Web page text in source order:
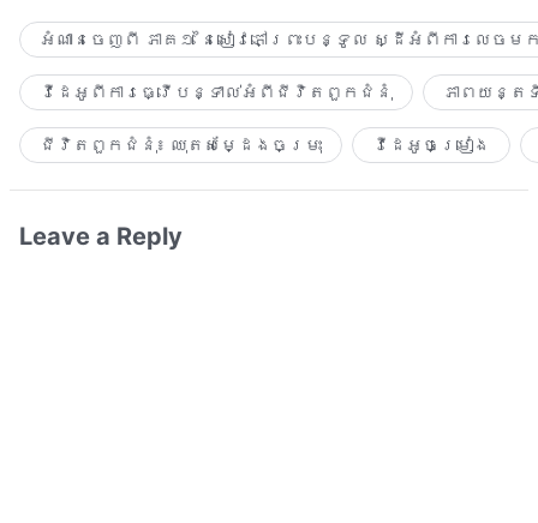
អំណានចេញពី ភាគ១ នៃសៀវភៅព្រះបន្ទូល ស្ដីអំពីការលេច
វីដេអូពីការធ្វើបន្ទាល់អំពីជីវិតពួកជំនុំ ភាពយន្
ជីវិតពួកជំនុំ៖ ឈុតសម្ដែងចម្រុះ វីដេអូចម្រៀង​
Leave a Reply